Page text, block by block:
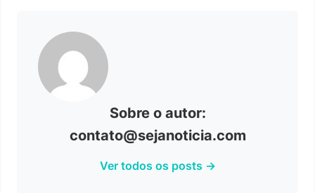
Sobre o autor:
contato@sejanoticia.com
Ver todos os posts →